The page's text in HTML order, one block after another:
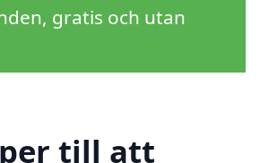
gratis och utan
till att